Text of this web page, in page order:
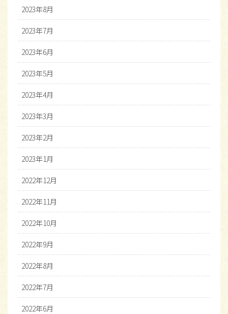
2023年8月
2023年7月
2023年6月
2023年5月
2023年4月
2023年3月
2023年2月
2023年1月
2022年12月
2022年11月
2022年10月
2022年9月
2022年8月
2022年7月
2022年6月